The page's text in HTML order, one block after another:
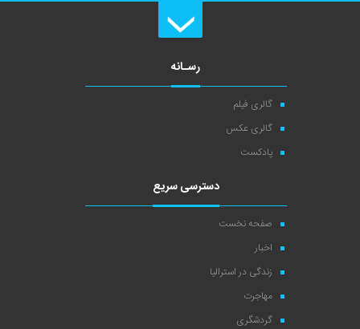
رسـانه
گالری فیلم
گالری عکس
پادکست
دسترسی سریع
صفحه نخست
اخبار
زندگی در استرالیا
مهاجرت
گردشگری